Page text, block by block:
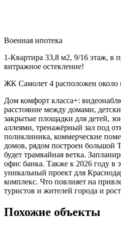
Военная ипотека
1-Квартира 33,8 м2, 9/16 этаж, в
витражное остекление!
ЖК Самолет 4 расположен около
Дом комфорт класса+:
расстояние между домами,
закрытые площадки для детей,
аллеями, тренажёрный зал под
поликлиника, коммерческие
домов, рядом построен большой
будет трамвайная ветка.
офис банка. Также к 2026 году в
уникальный проект для
комплекс. Что повлияет на
туристов и жителей города и
Похожие объекты